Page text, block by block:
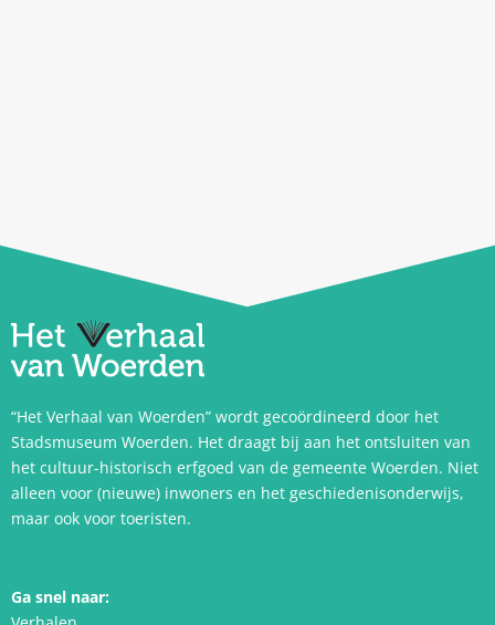
“Het Verhaal van Woerden” wordt gecoördineerd door het
Stadsmuseum Woerden. Het draagt bij aan het ontsluiten van
het cultuur-historisch erfgoed van de gemeente Woerden. Niet
alleen voor (nieuwe) inwoners en het geschiedenisonderwijs,
maar ook voor toeristen.
Ga snel naar: